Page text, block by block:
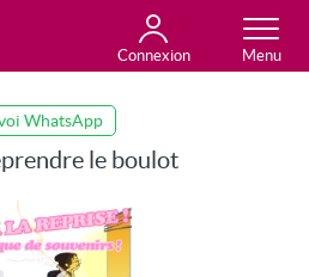
Connexion
WhatsApp
le boulot